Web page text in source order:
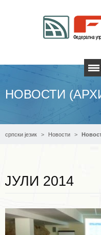
НОВОСТИ
српски језик Новости
ЈУЛИ 2014